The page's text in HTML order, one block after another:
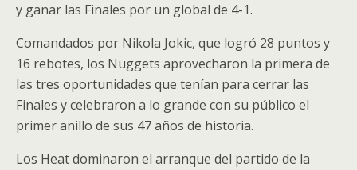
y ganar las Finales por un global de 4-1.
Comandados por Nikola Jokic, que logró 28 puntos y
16 rebotes, los Nuggets aprovecharon la primera de
las tres oportunidades que tenían para cerrar las
Finales y celebraron a lo grande con su público el
primer anillo de sus 47 años de historia.
Los Heat dominaron el arranque del partido de la